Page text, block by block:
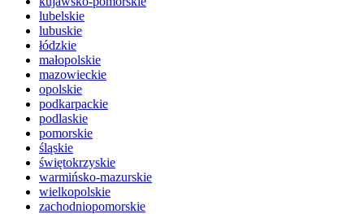
lubelskie
lubuskie
łódzkie
małopolskie
mazowieckie
opolskie
podkarpackie
podlaskie
pomorskie
śląskie
świętokrzyskie
warmińsko-mazurskie
wielkopolskie
zachodniopomorskie